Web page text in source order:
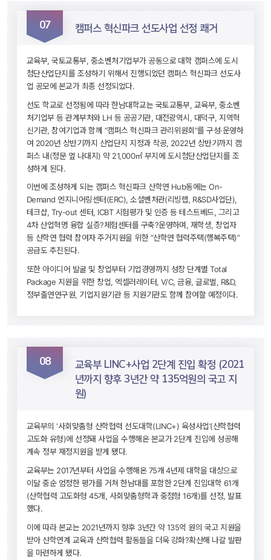
07 캠퍼스 혁신파크 선도사업 선정 쾌거
교육부, 국토교통부, 중소벤처기업부가 공동으로 대학 캠퍼스에 도시
첨단산업단지를 조성하기 위해서 진행되었던 캠퍼스 혁신파크 선도사
업 공모에 본교가 최종 선정되었다.
선도 학교로 선정됨에 따라 한남대학교는 국토교통부, 교육부, 중소벤
처기업부 등 관계부처와 LH 등 공공기관, 대전광역시, 대덕구, 지역혁
신기관, 참여기업과 함께 “캠퍼스 혁신파크 관리위원회”를 구성·운영하
여 2020년 상반기까지 산업단지 지정과 착공, 2022년 상반기까지 캠
퍼스 내(정문 옆 나대지) 약 21,000㎡ 부지에 도시첨단산업단지를 조
성하게 된다.
이번에 조성하게 되는 캠퍼스 혁신파크 산학연 Hub동에는 On-
Demand 엔지니어링센터(ERC), 소셜벤처관(리빙랩, R&SD사업단),
테크샵, Try-out 센터, ICBT 시험평가 및 인증 등 테스트베드, 그리고
4차 산업혁명 융합 실증?체험센터를 구축?운영하며, 재학생, 창업자
등 산학연 협력 참여자 주거지원을 위한 “산학연 협력주택(행복주택)”
공급도 추진된다.
또한 아이디어 발굴 및 창업부터 기업경영까지 성장 단계별 Total
Package 지원을 위한 창업, 엑셀러레이터, V/C, 금융, 글로벌, R&D,
정부출연연구원, 기업지원기관 등 지원기관도 함께 참여할 예정이다.
08
교육부 LINC+사업 2단계 진입 확정 (2021
년까지 향후 3년간 약 135억원의 국고 지
원)
교육부의 ‘사회맞춤형 산학협력 선도대학(LINC+) 육성사업’(산학협력
고도화 유형)에 선정돼 사업을 수행해온 본교가 2단계 진입에 성공해
계속 정부 재정지원을 받게 됐다.
교육부는 2017년부터 사업을 수행해온 75개 4년제 대학을 대상으로
이달 중순 엄정한 평가를 거쳐 한남대를 포함한 2단계 진입대학 61개
(산학협력 고도화형 45개, 사회맞춤형학과 중점형 16개)를 선정, 발표
했다.
이에 따라 본교는 2021년까지 향후 3년간 약 135억 원의 국고 지원을
받아 산학연계 교육과 산학협력 활동들을 더욱 강화?확산해 나갈 발판
을 마련하게 됐다.